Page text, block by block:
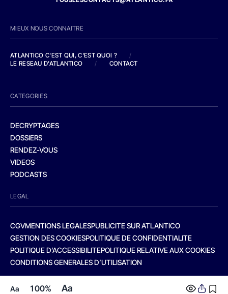
Aa 100% Aa
MIEUX NOUS CONNAITRE
ATLANTICO C'EST QUI, C'EST QUOI ?
/
LE RESEAU D'ATLANTICO
/ CONTACT
CATEGORIES
DECRYPTAGES
DOSSIERS
RENDEZ-VOUS
VIDEOS
PODCASTS
LEGAL
CGVMENTIONS LEGALESPUBLICITE SUR ATLANTICO
GESTION DES COOKIESPOLITIQUE DE CONFIDENTIALITE
POLITIQUE D’ACCESSIBILITEPOLITIQUE RELATIVE AUX COOKIES
CONDITIONS GENERALES D’UTILISATION